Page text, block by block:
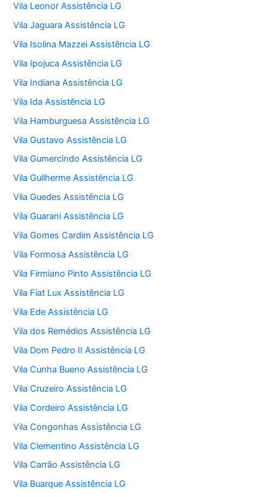
Vila Leonor Assistência LG
Vila Jaguara Assistência LG
Vila Isolina Mazzei Assistência LG
Vila Ipojuca Assistência LG
Vila Indiana Assistência LG
Vila Ida Assistência LG
Vila Hamburguesa Assistência LG
Vila Gustavo Assistência LG
Vila Gumercindo Assistência LG
Vila Guilherme Assistência LG
Vila Guedes Assistência LG
Vila Guarani Assistência LG
Vila Gomes Cardim Assistência LG
Vila Formosa Assistência LG
Vila Firmiano Pinto Assistência LG
Vila Fiat Lux Assistência LG
Vila Ede Assistência LG
Vila dos Remédios Assistência LG
Vila Dom Pedro II Assistência LG
Vila Cunha Bueno Assistência LG
Vila Cruzeiro Assistência LG
Vila Cordeiro Assistência LG
Vila Congonhas Assistência LG
Vila Clementino Assistência LG
Vila Carrão Assistência LG
Vila Buarque Assistência LG